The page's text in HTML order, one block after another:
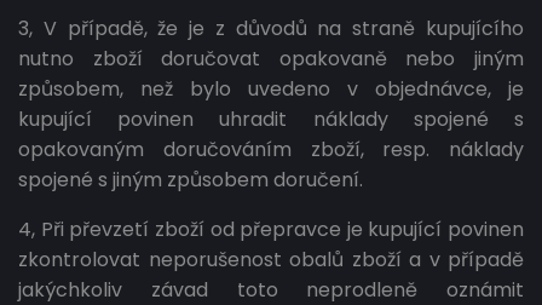
3, V případě, že je z důvodů na straně kupujícího
nutno zboží doručovat opakovaně nebo jiným
způsobem, než bylo uvedeno v objednávce, je
kupující povinen uhradit náklady spojené s
opakovaným doručováním zboží, resp. náklady
spojené s jiným způsobem doručení.
4, Při převzetí zboží od přepravce je kupující povinen
zkontrolovat neporušenost obalů zboží a v případě
jakýchkoliv závad toto neprodleně oznámit